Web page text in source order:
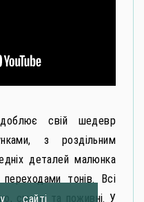
свій шедевр
з роздільним
деталей малюнка
тонів. Всі
смачні та поживні. У
сайті